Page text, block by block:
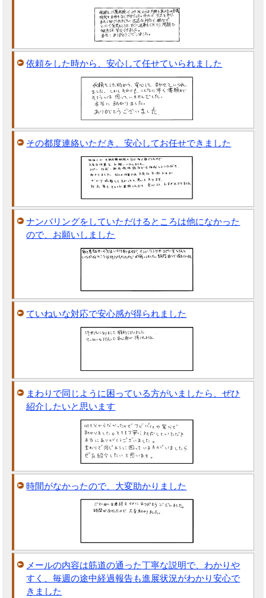
依頼をした時から、安心して任せていられました
その都度連絡いただき、安心してお任せできました
ナンバリングをしていただけるところは他になかった
ので、お願いしました
ていねいな対応で安心感が得られました
まわりで同じように困っている方がいましたら、ぜひ
紹介したいと思います
時間がなかったので、大変助かりました
メールの内容は筋道の通った丁寧な説明で、わかりや
すく、毎週の途中経過報告も進展状況がわかり安心で
きました